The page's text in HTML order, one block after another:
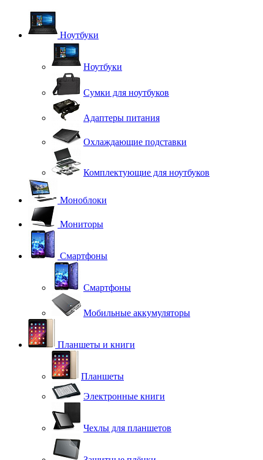
Ноутбуки
Ноутбуки
Сумки для ноутбуков
Адаптеры питания
Охлаждающие подставки
Комплектующие для ноутбуков
Моноблоки
Мониторы
Смартфоны
Смартфоны
Мобильные аккумуляторы
Планшеты и книги
Планшеты
Электронные книги
Чехлы для планшетов